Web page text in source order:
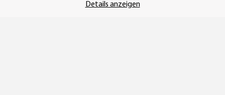
Vertrag widerrufen
Details anzeigen